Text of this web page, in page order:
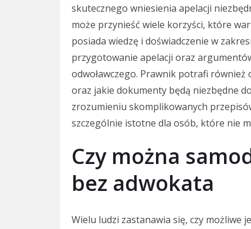
skutecznego wniesienia apelacji
może przynieść wiele korzyści, które
posiada wiedzę i doświadczenie w
przygotowanie apelacji oraz
odwoławczego. Prawnik potrafi również
oraz jakie dokumenty będą niezbędne
zrozumieniu skomplikowanych
szczególnie istotne dla osób, które nie
Czy można
bez adwokata
Wielu ludzi zastanawia się, czy możliwe